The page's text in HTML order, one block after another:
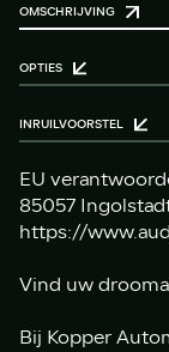
OMSCHRIJVING
OPTIES
INRUILVOORSTEL
EU
85057
https://
Vind uw
Bij Kopper